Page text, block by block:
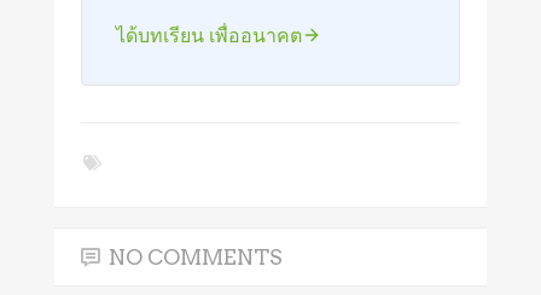
ได้บทเรียน เพื่ออนาคต
NO COMMENTS